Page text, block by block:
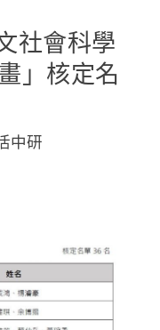
社會科學
」核定名
中研